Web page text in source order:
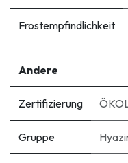
Frostempfindlichkeit
Andere
Zertifizierung
Gruppe